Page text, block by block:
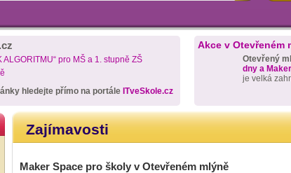
pro MŠ a 1. stupně ZŠ
hledejte přímo na portále ITveSkole.cz
Akce v Otevřeném
Otevřený
dny a
je velká
Zajímavosti
Maker Space pro školy v Otevřeném mlýně